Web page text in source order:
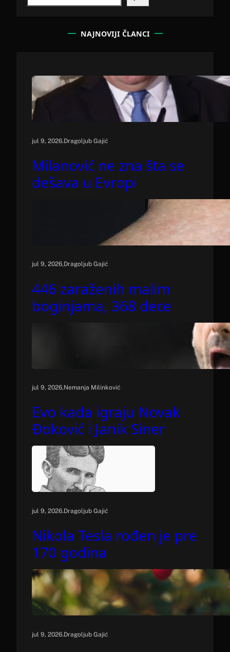
NAJNOVIJI ČLANCI
jul 9, 2026.Dragoljub Gajić
Milanović ne zna šta se
dešava u Evropi
jul 9, 2026.Dragoljub Gajić
446 zaraženih malim
boginjama, 368 dece
jul 9, 2026.Nemanja Milinković
Evo kada igraju Novak
Đoković i Janik Siner
jul 9, 2026.Dragoljub Gajić
Nikola Tesla rođen je pre
170 godina
jul 9, 2026.Dragoljub Gajić